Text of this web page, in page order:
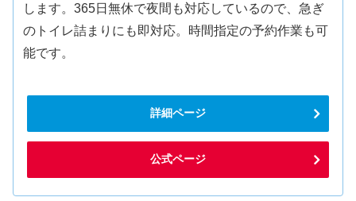
します。365日無休で夜間も対応しているので、急ぎ
のトイレ詰まりにも即対応。時間指定の予約作業も可
能です。
詳細ページ
公式ページ